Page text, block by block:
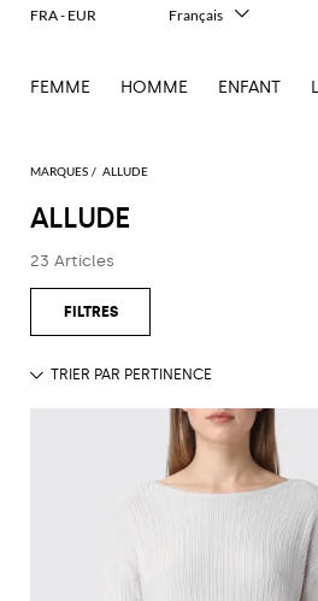
MARQUES ALLUDE
ALLUDE
23 Articles
FEMME HOMME ENFANT
FRA - EUR
Français
Deutsch